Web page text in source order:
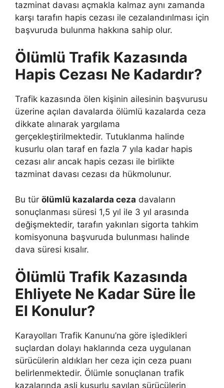
tazminat davası açmakla kalmaz aynı zamanda
karşı tarafın hapis cezası ile cezalandırılması için
başvuruda bulunma hakkına sahip olur.
Ölümlü Trafik Kazasında
Hapis Cezası Ne Kadardır?
Trafik kazasında ölen kişinin ailesinin başvurusu
üzerine açılan davalarda ölümlü kazalarda ceza
dikkate alınarak yargılama
gerçekleştirilmektedir. Tutuklanma halinde
kusurlu olan taraf en fazla 7 yıla kadar hapis
cezası alır ancak hapis cezası ile birlikte
tazminat davası cezası da hükmolunur.
Bu tür ölümlü kazalarda ceza davaların
sonuçlanması süresi 1,5 yıl ile 3 yıl arasında
değişmektedir, tarafın yakınları sigorta tahkim
komisyonuna başvuruda bulunması halinde
dava süresi kısalır.
Ölümlü Trafik Kazasında
Ehliyete Ne Kadar Süre İle
El Konulur?
Karayolları Trafik Kanunu’na göre işledikleri
suçlardan dolayı haklarında ceza uygulanan
sürücülerin aldıkları her ceza için ceza puanı
belirlenmektedir. Ölümle sonuçlanan trafik
kazalarında asli kusurlu sayılan sürücülerin